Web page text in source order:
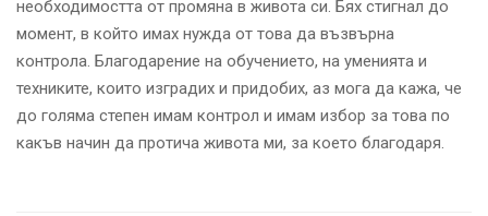
необходимостта от промяна в живота си. Бях стигнал до
момент, в който имах нужда от това да възвърна
контрола. Благодарение на обучението, на уменията и
техниките, които изградих и придобих, аз мога да кажа, че
до голяма степен имам контрол и имам избор за това по
какъв начин да протича живота ми, за което благодаря.